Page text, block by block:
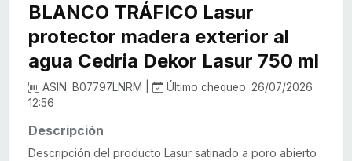
BLANCO TRÁFICO Lasur
protector madera exterior al
agua Cedria Dekor Lasur 750 ml
ASIN: B07797LNRM |
Último chequeo: 26/07/2026
12:56
Descripción
Descripción del producto Lasur satinado a poro abierto